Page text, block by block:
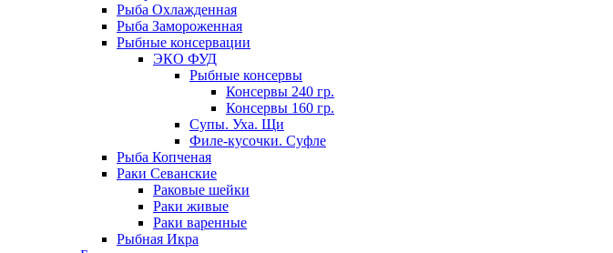
Рыба Охлажденная
Рыба Замороженная
Рыбные консервации
ЭКО ФУД
Рыбные консервы
Консервы 240 гр.
Консервы 160 гр.
Супы. Уха. Щи
Филе-кусочки. Суфле
Рыба Копченая
Раки Севанские
Раковые шейки
Раки живые
Раки варенные
Рыбная Икра